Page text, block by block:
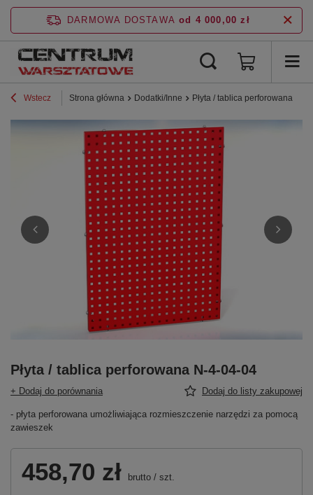
DARMOWA DOSTAWA od 4 000,00 zł
Wstecz Strona główna Dodatki/Inne Płyta / tablica perforowana N-
Płyta / tablica perforowana N-4-04-04
+ Dodaj do porównania Dodaj do listy zakupowej
- płyta perforowana umożliwiająca rozmieszczenie narzędzi za pomocą
zawieszek
458,70 zł brutto / szt.